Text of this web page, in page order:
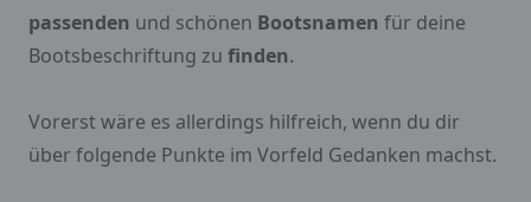
passenden und schönen Bootsnamen für deine
Bootsbeschriftung zu finden.
Vorerst wäre es allerdings hilfreich, wenn du dir
über folgende Punkte im Vorfeld Gedanken machst.